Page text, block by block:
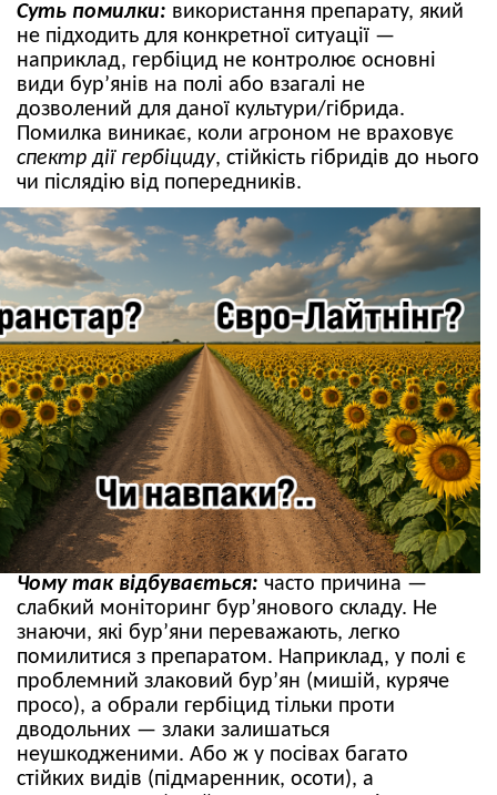
Суть помилки: використання препарату, який
не підходить для конкретної ситуації —
наприклад, гербіцид не контролює основні
види бур’янів на полі або взагалі не
дозволений для даної культури/гібрида.
Помилка виникає, коли агроном не враховує
спектр дії гербіциду, стійкість гібридів до нього
чи післядію від попередників.
Чому так відбувається: часто причина —
слабкий моніторинг бур’янового складу. Не
знаючи, які бур’яни переважають, легко
помилитися з препаратом. Наприклад, у полі є
проблемний злаковий бур’ян (мишій, куряче
просо), а обрали гербіцид тільки проти
дводольних — злаки залишаться
неушкодженими. Або ж у посівах багато
стійких видів (підмаренник, осоти), а